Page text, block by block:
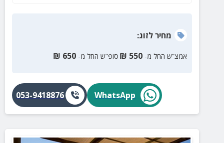
מחירלזוג:
אמצ”ש החל מ- 550
₪ סופ”ש החל מ- 650
₪
WhatsApp
053-9418876